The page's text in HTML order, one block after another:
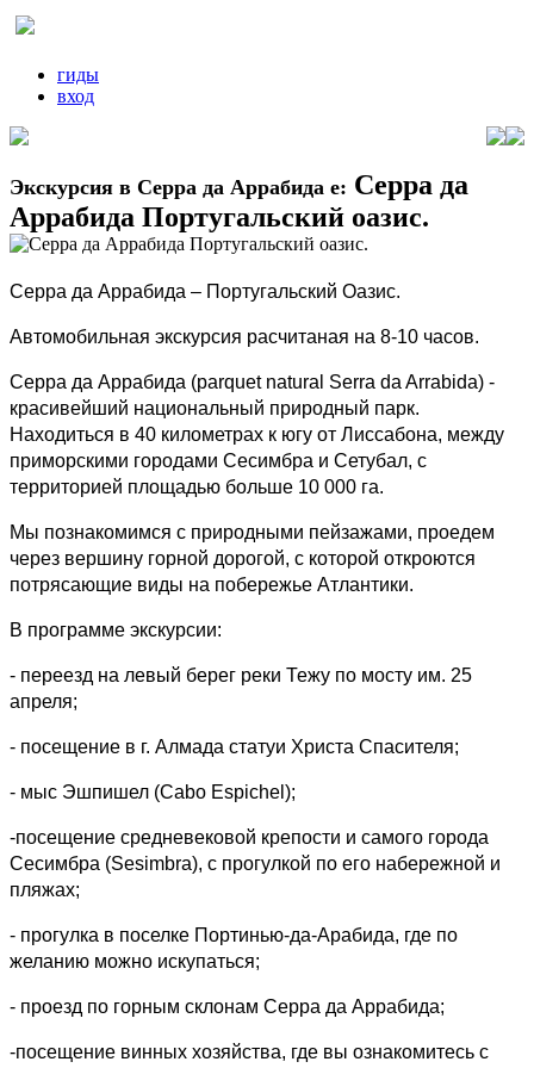
гиды
вход
Экскурсия в Серра да Аррабида е: Серра да
Аррабида Португальский оазис.
Серра да Аррабида – Португальский Оазис.
Автомобильная экскурсия расчитаная на 8-10 часов.
Серра да Аррабида (parquet natural Serra da Arrabida) -
красивейший национальный природный парк.
Находиться в 40 километрах к югу от Лиссабона, между
приморскими городами Сесимбра и Сетубал, с
территорией площадью больше 10 000 га.
Мы познакомимся с природными пейзажами, проедем
через вершину горной дорогой, с которой откроются
потрясающие виды на побережье Атлантики.
В программе экскурсии:
- переезд на левый берег реки Тежу по мосту им. 25
апреля;
- посещение в г. Алмада статуи Христа Спасителя;
- мыс Эшпишел (Cabo Espichel);
-посещение средневековой крепости и самого города
Сесимбра (Sesimbra), с прогулкой по его набережной и
пляжах;
- прогулка в поселке Портинью-да-Арабида, где по
желанию можно искупаться;
- проезд по горным склонам Серра да Аррабида;
-посещение винных хозяйства, где вы ознакомитесь с